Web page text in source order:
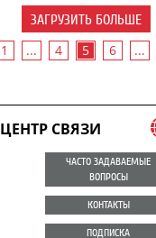
ЗАГРУЗИТЬ БОЛЬШЕ
1 ... 4 5 6 ...
ЦЕНТР СВЯЗИ
ЧАСТО ЗАДАВАЕМЫЕ
ВОПРОСЫ
КОНТАКТЫ
ПОДПИСКА